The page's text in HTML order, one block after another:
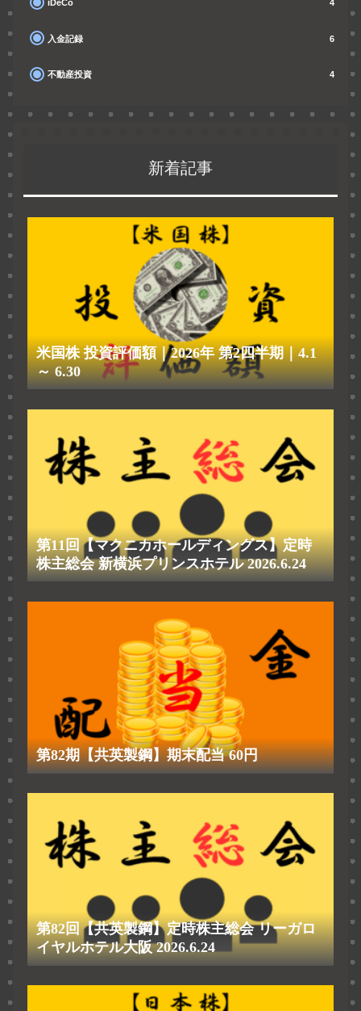
iDeCo 4
入金記録 6
不動産投資 4
新着記事
米国株 投資評価額｜2026年 第2四半期｜4.1
～ 6.30
第11回【マクニカホールディングス】定時
株主総会 新横浜プリンスホテル 2026.6.24
第82期【共英製鋼】期末配当 60円
第82回【共英製鋼】定時株主総会 リーガロ
イヤルホテル大阪 2026.6.24